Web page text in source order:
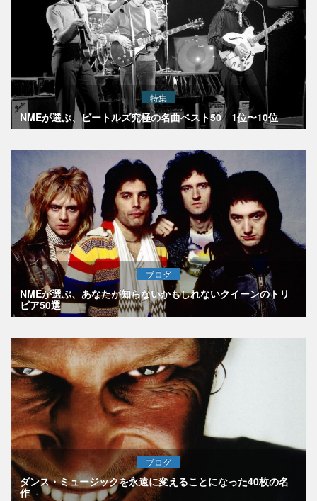
特集
NMEが選ぶ、ビートルズ究極の名曲ベスト50 1位〜10位
ブログ
NMEが選ぶ、あなたが知らないかもしれないクイーンのトリ
ビア50選
ブログ
ダンス・ミュージックを永遠に変えることになった40枚の名
作